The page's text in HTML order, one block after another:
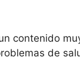
contenido
de